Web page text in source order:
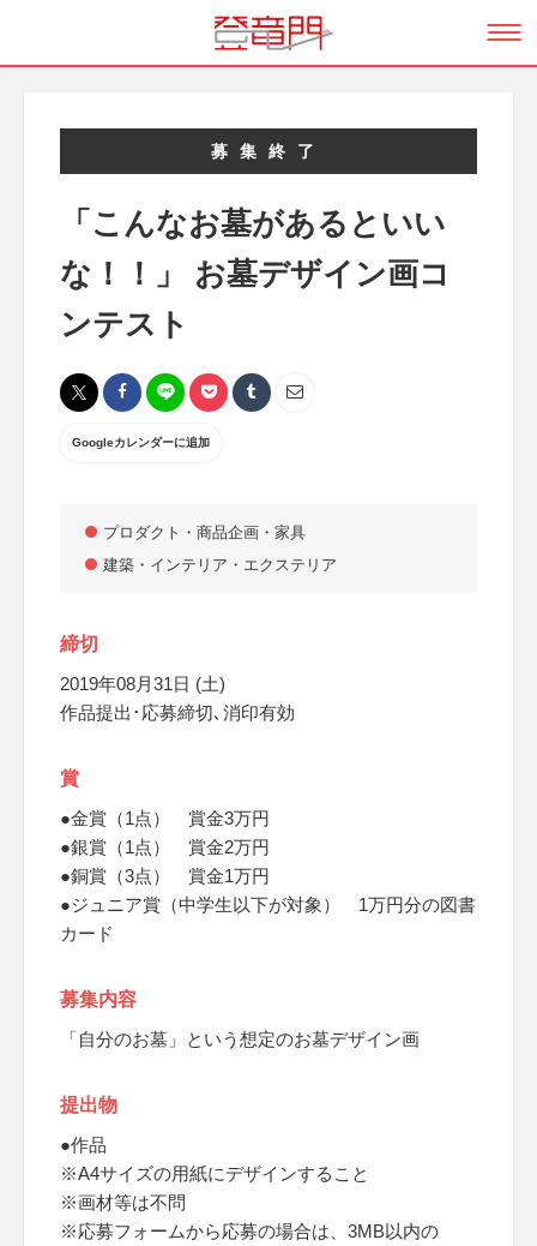
募集終了
「こんなお墓があるといい
な！！」 お墓デザイン画コ
ンテスト
Googleカレンダーに追加
プロダクト・商品企画・家具
建築・インテリア・エクステリア
締切
2019年08月31日 (土)
作品提出･応募締切､消印有効
賞
●金賞（1点） 賞金3万円
●銀賞（1点） 賞金2万円
●銅賞（3点） 賞金1万円
●ジュニア賞（中学生以下が対象） 1万円分の図書
カード
募集内容
「自分のお墓」という想定のお墓デザイン画
提出物
●作品
※A4サイズの用紙にデザインすること
※画材等は不問
※応募フォームから応募の場合は、3MB以内の